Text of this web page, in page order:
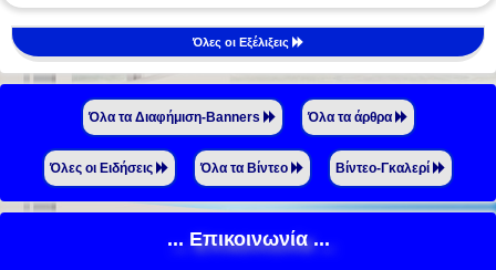
Όλες οι Εξέλιξεις
Όλα τα Διαφήμιση-Banners Όλα τα άρθρα
Όλες οι Ειδήσεις Όλα τα Βίντεο Βίντεο-Γκαλερί
... Επικοινωνία ...